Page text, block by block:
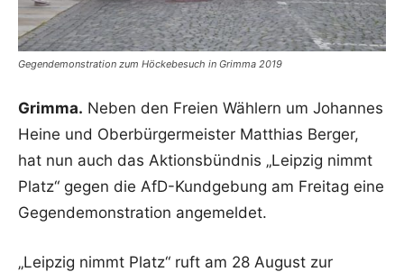
Gegendemonstration zum Höckebesuch in Grimma 2019
Grimma. Neben den Freien Wählern um Johannes
Heine und Oberbürgermeister Matthias Berger,
hat nun auch das Aktionsbündnis „Leipzig nimmt
Platz“ gegen die AfD-Kundgebung am Freitag eine
Gegendemonstration angemeldet.
„Leipzig nimmt Platz“ ruft am 28 August zur